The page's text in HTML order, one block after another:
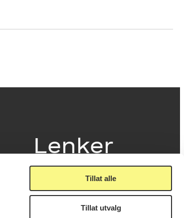
Tillat alle
Tillat utvalg
Lenker
Nyhetsbrev
Offentlig postjournal